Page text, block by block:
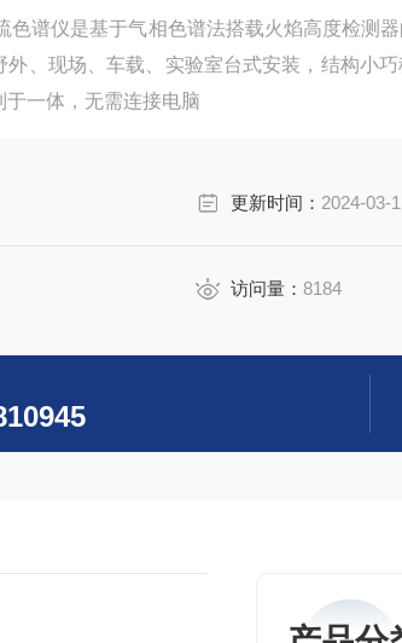
色谱仪是基于气相色谱法搭载火焰高度检测
外、现场、车载、实验室台式安装，结构小
于一体，无需连接电脑
更新时间： 2024-03-
访问量： 8184